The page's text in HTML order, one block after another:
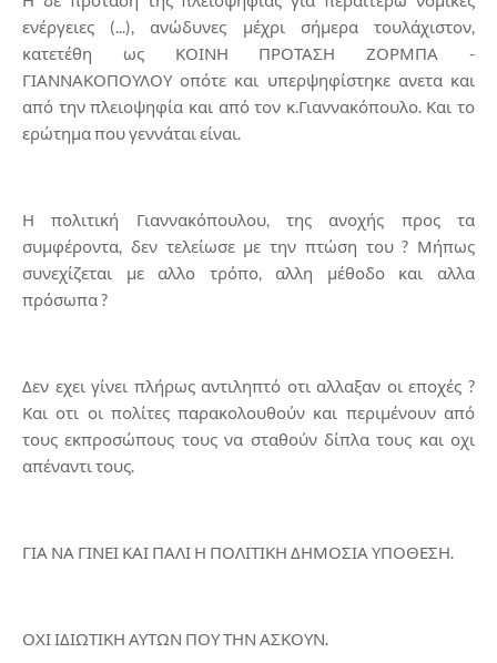
ενέργειες (...), ανώδυνες μέχρι σήμερα τουλάχιστον,
κατετέθη ως ΚΟΙΝΗ ΠΡΟΤΑΣΗ ΖΟΡΜΠΑ -
ΓΙΑΝΝΑΚΟΠΟΥΛΟΥ οπότε και υπερψηφίστηκε ανετα και
από την πλειοψηφία και από τον κ.Γιαννακόπουλο. Και το
ερώτημα που γεννάται είναι.
Η πολιτική Γιαννακόπουλου, της ανοχής προς τα
συμφέροντα, δεν τελείωσε με την πτώση του ? Μήπως
συνεχίζεται με αλλο τρόπο, αλλη μέθοδο και αλλα
πρόσωπα ?
Δεν εχει γίνει πλήρως αντιληπτό οτι αλλαξαν οι εποχές ?
Και οτι οι πολίτες παρακολουθούν και περιμένουν από
τους εκπροσώπους τους να σταθούν δίπλα τους και οχι
απέναντι τους.
ΓΙΑ ΝΑ ΓΙΝΕΙ ΚΑΙ ΠΑΛΙ Η ΠΟΛΙΤΙΚΗ ΔΗΜΟΣΙΑ ΥΠΟΘΕΣΗ.
ΟΧΙ ΙΔΙΩΤΙΚΗ ΑΥΤΩΝ ΠΟΥ ΤΗΝ ΑΣΚΟΥΝ.